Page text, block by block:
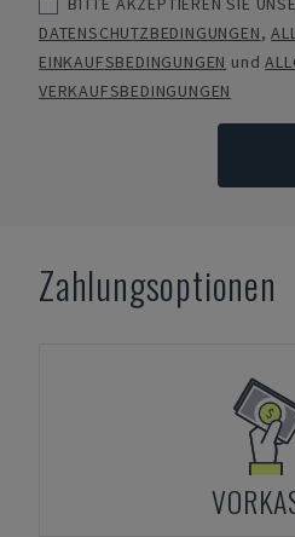
DATENSCHUTZBEDINGUNGEN,
EINKAUFSBEDINGUNGEN und
VERKAUFSBEDINGUNGEN
Zahlungsoptionen